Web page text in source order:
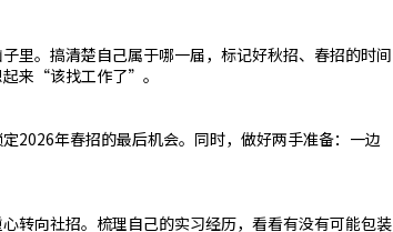
。搞清楚自己属于哪一届，标记好秋招、春招的时间
来“该找工作了”。
2026年春招的最后机会。同时，做好两手准备：一边
转向社招。梳理自己的实习经历，看看有没有可能包装